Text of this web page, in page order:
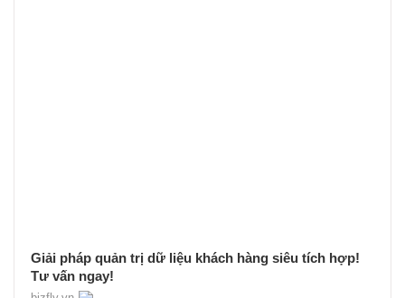
Giải pháp quản trị dữ liệu khách hàng siêu tích hợp!
Tư vấn ngay!